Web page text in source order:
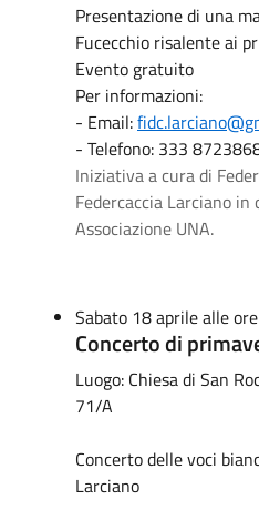
Presentazione di una
Fucecchio risalente ai
Evento gratuito
Per informazioni:
- Email:
- Telefono: 333
Iniziativa a cura di
Federcaccia Larciano in
Associazione UNA.
Sabato 18 aprile alle
Concerto di
Luogo: Chiesa di San
71/A
Concerto delle voci
Larciano